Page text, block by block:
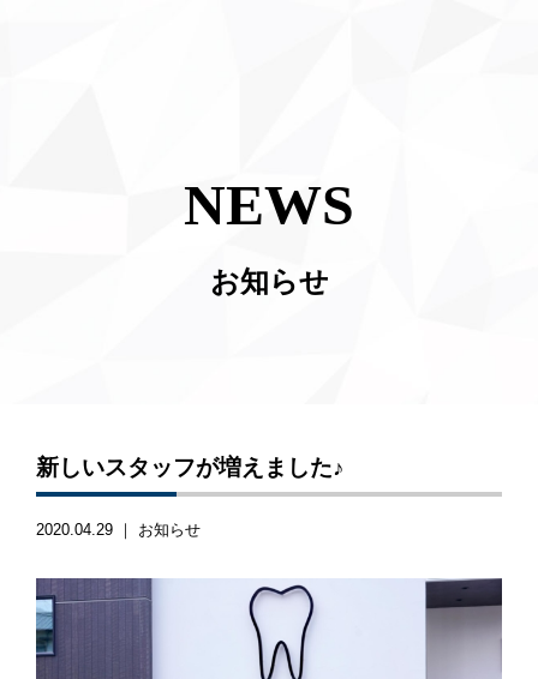
NEWS
お知らせ
新しいスタッフが増えました♪
2020.04.29 ｜ お知らせ